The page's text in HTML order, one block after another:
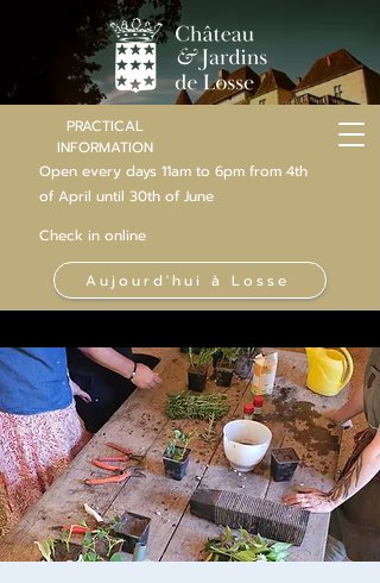
PRACTICAL
INFORMATION
Open every days 11am to 6pm from 4th
of April until 30th of June
Check in online
Aujourd'hui à Losse